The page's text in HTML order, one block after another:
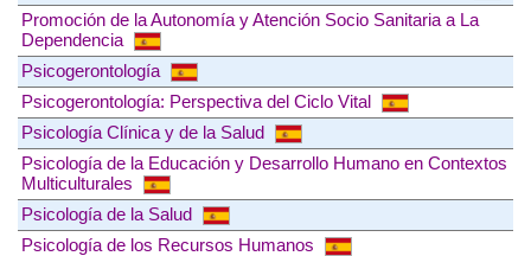
Promoción de la Autonomía y Atención Socio Sanitaria a La
Dependencia
Psicogerontología
Psicogerontología: Perspectiva del Ciclo Vital
Psicología Clínica y de la Salud
Psicología de la Educación y Desarrollo Humano en Contextos
Multiculturales
Psicología de la Salud
Psicología de los Recursos Humanos